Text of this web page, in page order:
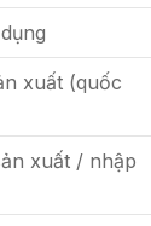
xuất (quốc
xuất / nhập